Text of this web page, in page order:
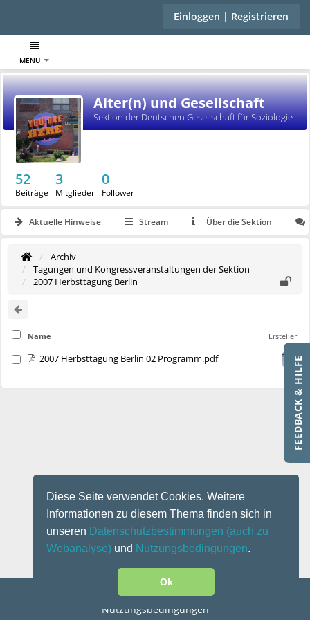
Diese Seite verwendet Cookies. Weitere
Informationen zu diesem Thema finden sich in
unseren Datenschutzbestimmungen (auch zu
Webanalyse) und Nutzungsbedingungen.
Ok
FEEDBACK & HILFE
Einloggen | Registrieren
MENÜ
Alter(n) und Gesellschaft
Sektion der Deutschen Gesellschaft für Soziologie
52
Beiträge
3
Mitglieder
0
Follower
Aktuelle Hinweise Stream Über die Sektion
Archiv
Tagungen und Kongressveranstaltungen der Sektion
2007 Herbsttagung Berlin
Name Ersteller
2007 Herbsttagung Berlin 02 Programm.pdf
Datenschutz
Nutzungsbedingungen